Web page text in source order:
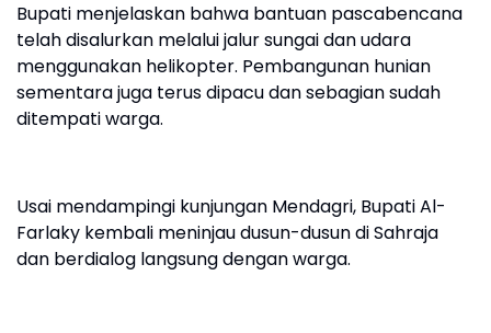
Bupati menjelaskan bahwa bantuan pascabencana
telah disalurkan melalui jalur sungai dan udara
menggunakan helikopter. Pembangunan hunian
sementara juga terus dipacu dan sebagian sudah
ditempati warga.
Usai mendampingi kunjungan Mendagri, Bupati Al-
Farlaky kembali meninjau dusun-dusun di Sahraja
dan berdialog langsung dengan warga.